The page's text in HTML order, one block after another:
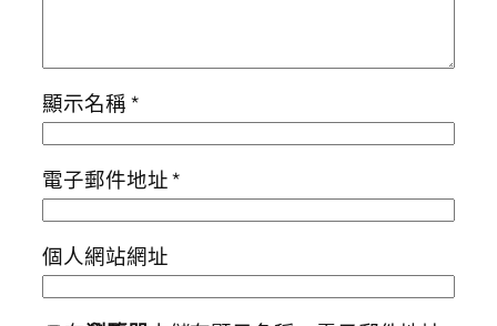
顯示名稱*
電子郵件地址*
個人網站網址